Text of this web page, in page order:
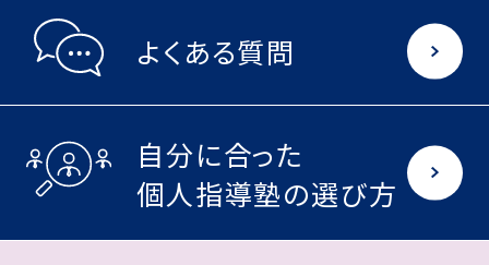
よくある質問
自分に合った
個人指導塾の選び方